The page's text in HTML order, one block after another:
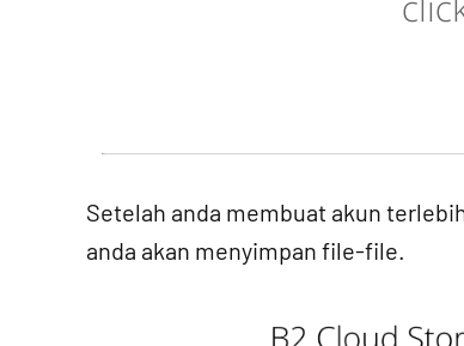
Setelah anda membuat akun
anda akan menyimpan file-file.